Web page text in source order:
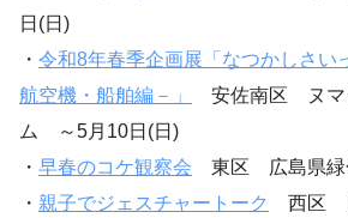
日(日)
・ 令和8年春季企画展「なつかしさい
航空機・船舶編－」
安佐南区 ヌマ
ム ～5月10日(日)
・ 早春のコケ観察会 東区 広島県緑
・ 親子でジェスチャートーク
西区